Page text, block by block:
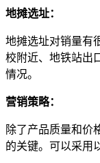
地摊选址：
地摊选址对销量有
校附近、地铁站出
情况。
营销策略：
除了产品质量和价
的关键。可以采用